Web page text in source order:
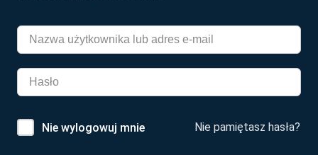
Nie wylogowuj mnie Nie pamiętasz hasła?